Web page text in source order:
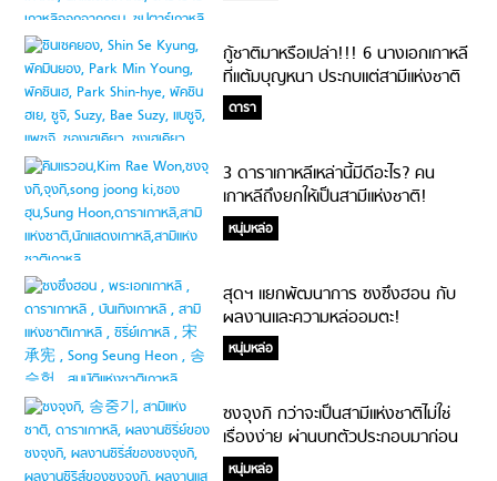
กู้ชาติมาหรือเปล่า!!! 6 นางเอกเกาหลี
ที่แต้มบุญหนา ประกบแต่สามีแห่งชาติ
ดารา
3 ดาราเกาหลีเหล่านี้มีดีอะไร? คน
เกาหลีถึงยกให้เป็นสามีแห่งชาติ!
หนุ่มหล่อ
สุดฯ แยกพัฒนาการ ซงซึงฮอน กับ
ผลงานและความหล่ออมตะ!
หนุ่มหล่อ
ซงจุงกิ กว่าจะเป็นสามีแห่งชาติไม่ใช่
เรื่องง่าย ผ่านบทตัวประกอบมาก่อน
โด่งดังเป็นพลุแตก!
หนุ่มหล่อ